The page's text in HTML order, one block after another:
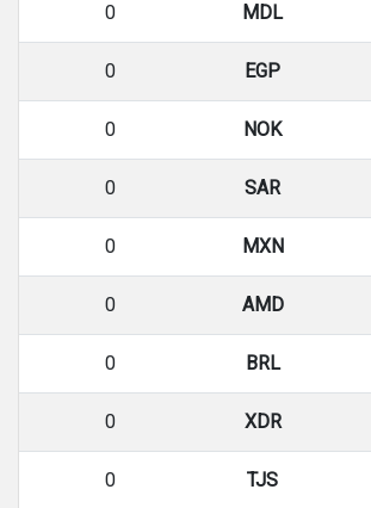
0 MDL
0 EGP
0 NOK
0 SAR
0 MXN
0 AMD
0 BRL
0 XDR
0 TJS